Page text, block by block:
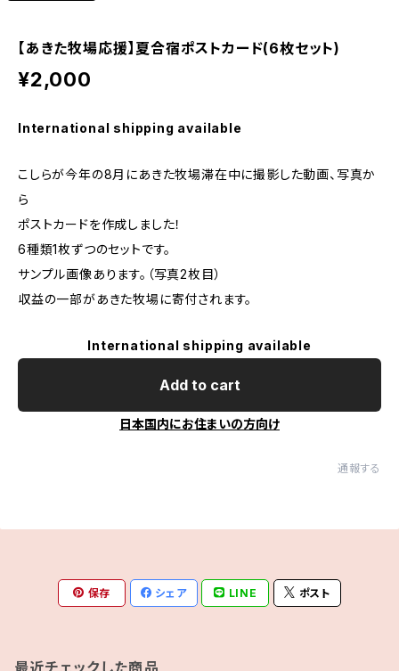
【あきた牧場応援】夏合宿ポストカード(6枚セット)
¥2,000
International shipping available
こしらが今年の8月にあきた牧場滞在中に撮影した動画、写真か
ら
ポストカードを作成しました！
6種類1枚ずつのセットです。
サンプル画像あります。（写真2枚目）
収益の一部があきた牧場に寄付されます。
International shipping available
Add to cart
日本国内にお住まいの方向け
通報する
保存 シェア LINE ポスト
最近チェックした商品